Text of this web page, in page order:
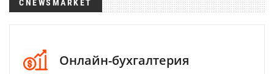
CNEWSMARKET
Онлайн-бухгалтерия